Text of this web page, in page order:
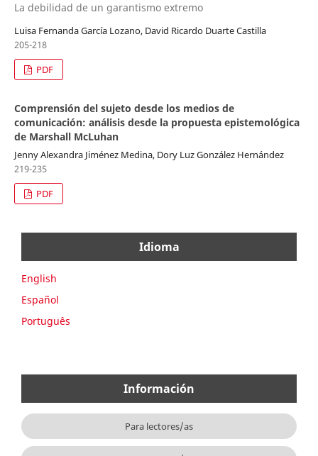
La debilidad de un garantismo extremo
Luisa Fernanda García Lozano, David Ricardo Duarte Castilla
205-218
PDF
Comprensión del sujeto desde los medios de
comunicación: análisis desde la propuesta epistemológica
de Marshall McLuhan
Jenny Alexandra Jiménez Medina, Dory Luz González Hernández
219-235
PDF
Idioma
English
Español
Português
Información
Para lectores/as